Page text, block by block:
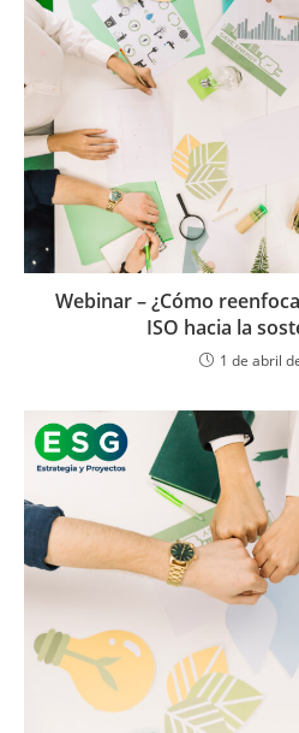
Webinar – ¿Cómo
ISO hacia la
1 de abril